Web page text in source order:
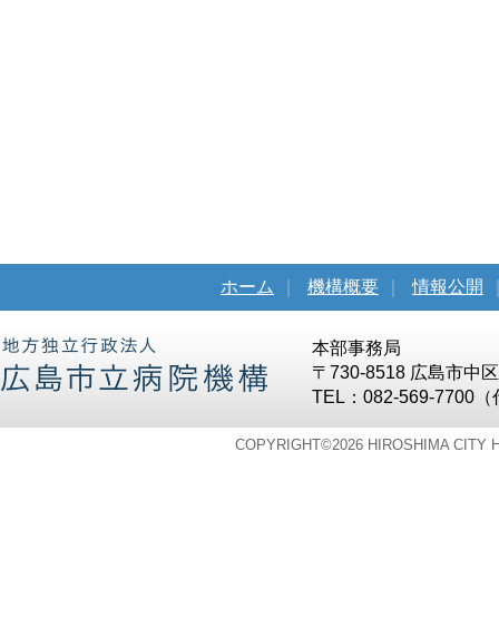
ホーム 機構概要 情報公開
本部事務局
〒730-8518 広島市中
TEL：082-569-7700
COPYRIGHT©2026 HIROSHIMA CITY